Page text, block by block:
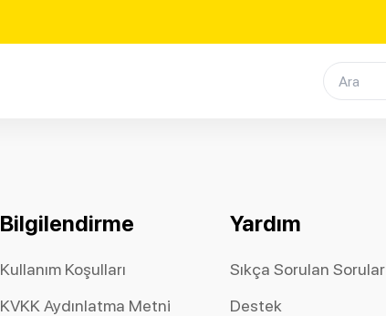
Bilgilendirme
Kullanım Koşulları
KVKK Aydınlatma Metni
Yardım
Sıkça Sorulan Sorular
Destek